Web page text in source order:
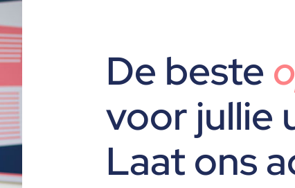
De beste
voor jullie
Laat ons